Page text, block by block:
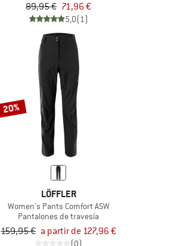
89,95 € 71,96 €
5,0(1)
20%
LÖFFLER
Women's Pants Comfort ASW
Pantalones de travesía
159,95 € a partir de 127,96 €
(0)